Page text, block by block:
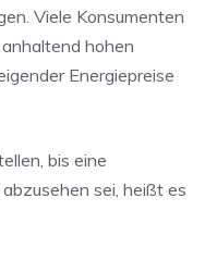
Viele Konsumenten
hohen
Energiepreise
bis eine
sei, heißt es